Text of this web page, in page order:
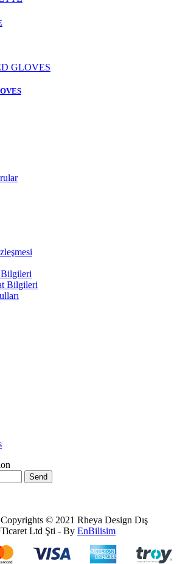
Bilgileri
Copyrights © 2021 Rheya Design Dış
Ticaret Ltd Şti - By EnBilisim